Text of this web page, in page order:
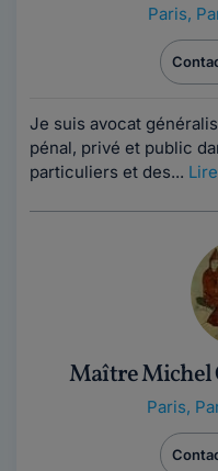
Paris,
Je suis avocat
pénal, privé et public
particuliers et des...
Maître Michel
Paris,